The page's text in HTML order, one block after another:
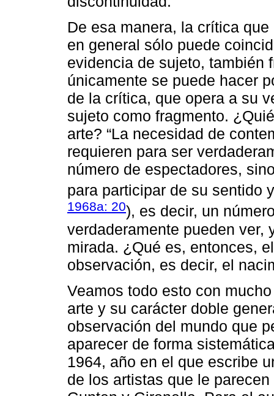
De esa manera, la crítica
en general sólo puede
evidencia de sujeto, también
únicamente se puede hacer
de la crítica, que opera a su
sujeto como fragmento.
arte? “La necesidad de
requieren para ser
número de espectadores,
para participar de su sentido
1968a: 20), es decir, un
verdaderamente pueden ver,
mirada. ¿Qué es, entonces,
observación, es decir, el
Veamos todo esto con
arte y su carácter doble
observación del mundo que
aparecer de forma
1964, año en el que escribe
de los artistas que le